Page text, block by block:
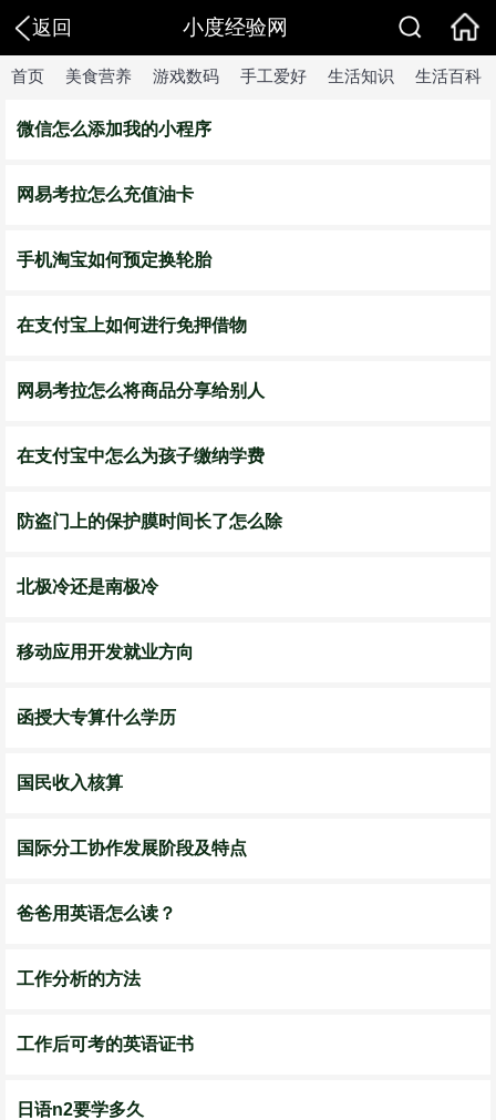
返回 小度经验网
首页 美食营养 游戏数码 手工爱好 生活知识 生活百科
微信怎么添加我的小程序
网易考拉怎么充值油卡
手机淘宝如何预定换轮胎
在支付宝上如何进行免押借物
网易考拉怎么将商品分享给别人
在支付宝中怎么为孩子缴纳学费
防盗门上的保护膜时间长了怎么除
北极冷还是南极冷
移动应用开发就业方向
函授大专算什么学历
国民收入核算
国际分工协作发展阶段及特点
爸爸用英语怎么读？
工作分析的方法
工作后可考的英语证书
日语n2要学多久